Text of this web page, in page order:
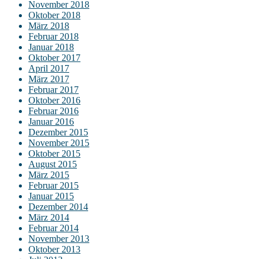
November 2018
Oktober 2018
März 2018
Februar 2018
Januar 2018
Oktober 2017
April 2017
März 2017
Februar 2017
Oktober 2016
Februar 2016
Januar 2016
Dezember 2015
November 2015
Oktober 2015
August 2015
März 2015
Februar 2015
Januar 2015
Dezember 2014
März 2014
Februar 2014
November 2013
Oktober 2013